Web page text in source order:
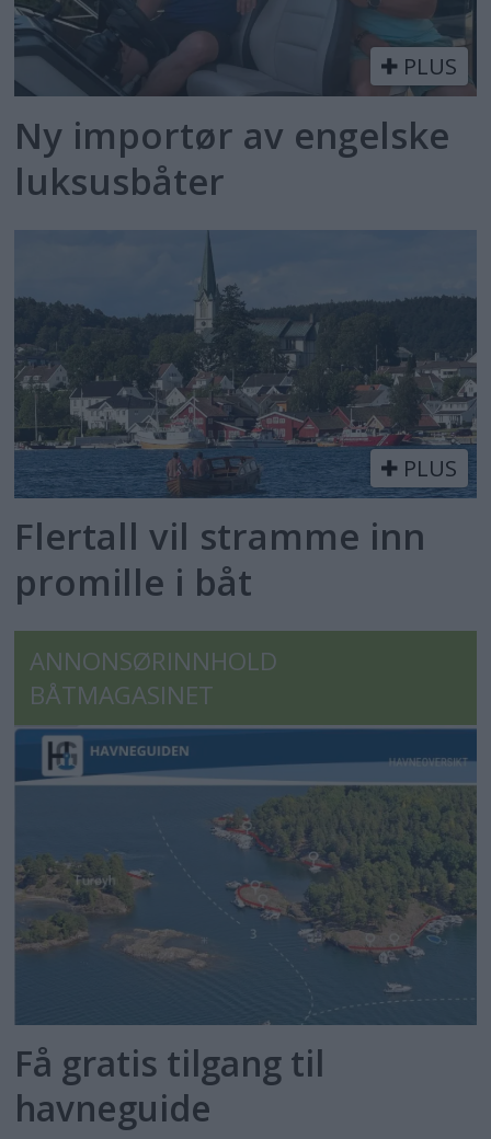
PLUS
Ny importør av engelske
luksusbåter
PLUS
Flertall vil stramme inn
promille i båt
ANNONSØRINNHOLD
BÅTMAGASINET
Få gratis tilgang til
havneguide